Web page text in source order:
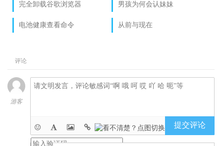
完全卸载谷歌浏览器
男孩为何会认妹妹
电池健康查看命令 从前与现在
评论
游客
提交评论